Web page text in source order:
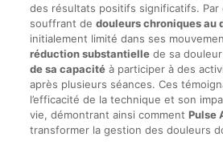
des résultats positifs significatifs. Par
souffrant de douleurs chroniques au
initialement limité dans ses
réduction substantiellede sa
de sa capacitéà participer à des
après plusieurs séances. Ces
l’efficacité de la technique et son
vie, démontrant ainsi comment Pulse
transformer la gestion des douleurs